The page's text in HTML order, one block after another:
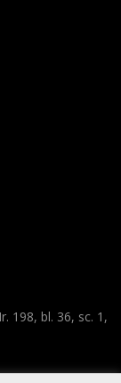
198, bl. 36, sc. 1,